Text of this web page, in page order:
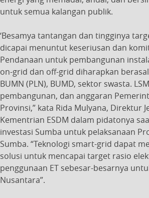
untuk semua kalangan publik.
‘Besamya tantangan dan tingginya
dicapai menuntut keseriusan dan
Pendanaan untuk pembangunan
on-grid dan off-grid diharapkan
BUMN (PLN), BUMD, sektor swasta.
pembangunan, dan anggaran
Provinsi,” kata Rida Mulyana, Direktur
Kementrian ESDM dalam pidatonya
investasi Sumba untuk pelaksanaan
Sumba. “Teknologi smart-grid dapat
solusi untuk mencapai target rasio
penggunaan ET sebesar-besarnya
Nusantara”.